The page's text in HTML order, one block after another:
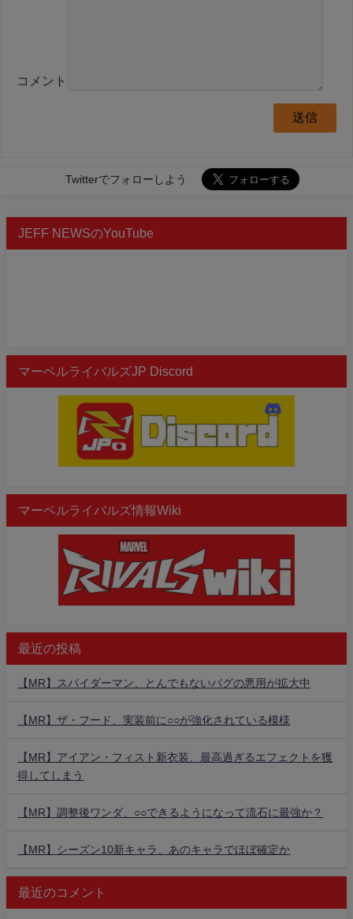
コメント
Twitterでフォローしよう
JEFF NEWSのYouTube
マーベルライバルズJP Discord
マーベルライバルズ情報Wiki
最近の投稿
【MR】スパイダーマン、とんでもないバグの悪用が拡大中
【MR】ザ・フード、実装前に○○が強化されている模様
【MR】アイアン・フィスト新衣装、最高過ぎるエフェクトを獲
得してしまう
【MR】調整後ワンダ、○○できるようになって流石に最強か？
【MR】シーズン10新キャラ、あのキャラでほぼ確定か
最近のコメント